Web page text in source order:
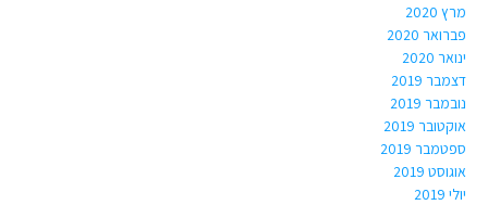
מרץ 2020
פברואר 2020
ינואר 2020
דצמבר 2019
נובמבר 2019
אוקטובר 2019
ספטמבר 2019
אוגוסט 2019
יולי 2019